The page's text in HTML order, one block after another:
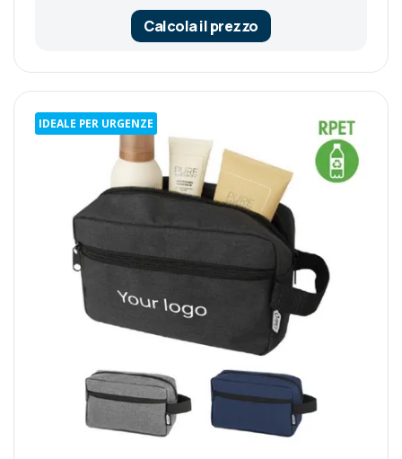
Calcola il prezzo
IDEALE PER URGENZE